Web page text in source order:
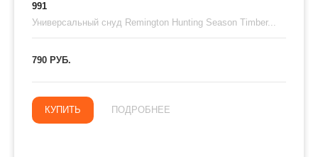
991
Универсальный снуд Remington Hunting Season Timber...
790 РУБ.
КУПИТЬ ПОДРОБНЕЕ